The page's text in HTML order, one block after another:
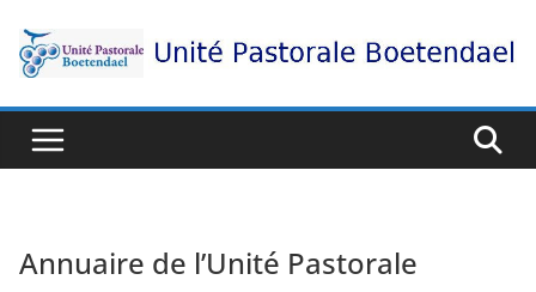
au
contenu
Annuaire de l’Unité Pastorale